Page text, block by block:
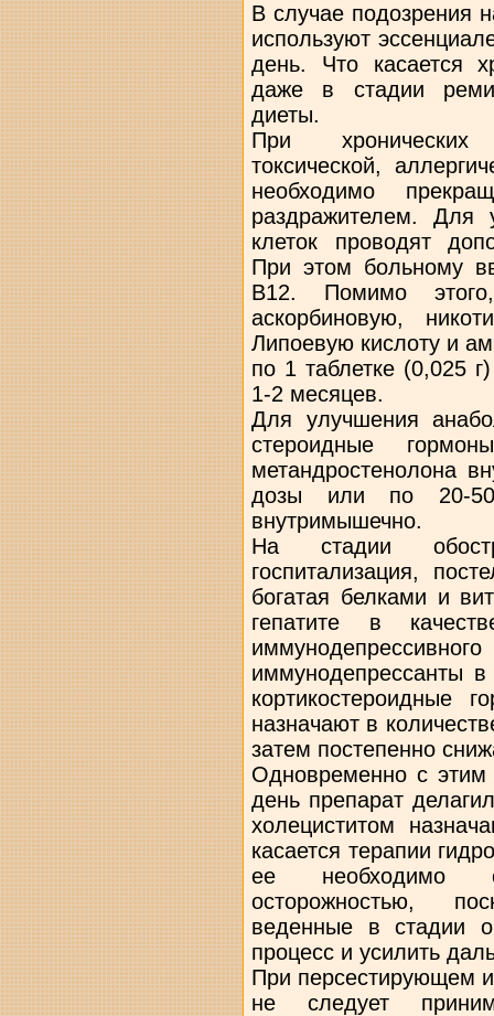
В случае подозрения
используют
день. Что касается
даже в стадии
диеты.
При хронических
токсической,
необходимо
раздражителем. Для
клеток проводят
При этом больному
В12. Помимо этого,
аскорбиновую,
Липоевую кислоту и
по 1 таблетке (0,025
1-2 месяцев.
Для улучшения
стероидные
метандростенолона
дозы или по 20-
внутримышечно.
На стадии
госпитализация,
богатая белками и
гепатите в
иммунодепрессанты в
кортикостероидные
назначают в
затем постепенно
Одновременно с
день препарат
холециститом
касается терапии
ее необходимо
осторожностью,
веденные в стадии
процесс и усилить
При персестирующем и
не следует